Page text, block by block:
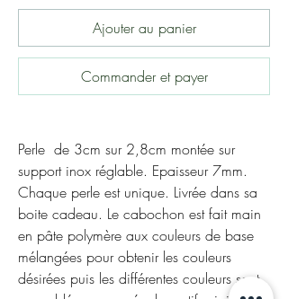
Ajouter au panier
Commander et payer
Perle de 3cm sur 2,8cm montée sur
support inox réglable. Epaisseur 7mm.
Chaque perle est unique. Livrée dans sa
boite cadeau. Le cabochon est fait main
en pâte polymère aux couleurs de base
mélangées pour obtenir les couleurs
désirées puis les différentes couleurs sont